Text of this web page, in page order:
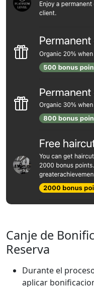
Canje de
Reserva
Durante el
aplicar